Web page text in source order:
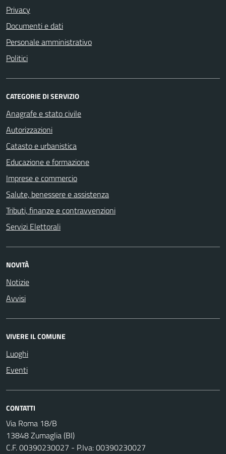
Privacy
Documenti e dati
Personale amministrativo
Politici
CATEGORIE DI SERVIZIO
Anagrafe e stato civile
Autorizzazioni
Catasto e urbanistica
Educazione e formazione
Imprese e commercio
Salute, benessere e assistenza
Tributi, finanze e contravvenzioni
Servizi Elettorali
NOVITÀ
Notizie
Avvisi
VIVERE IL COMUNE
Luoghi
Eventi
CONTATTI
Via Roma 18/B
13848 Zumaglia (BI)
C.F. 00390230027 - P.Iva: 00390230027